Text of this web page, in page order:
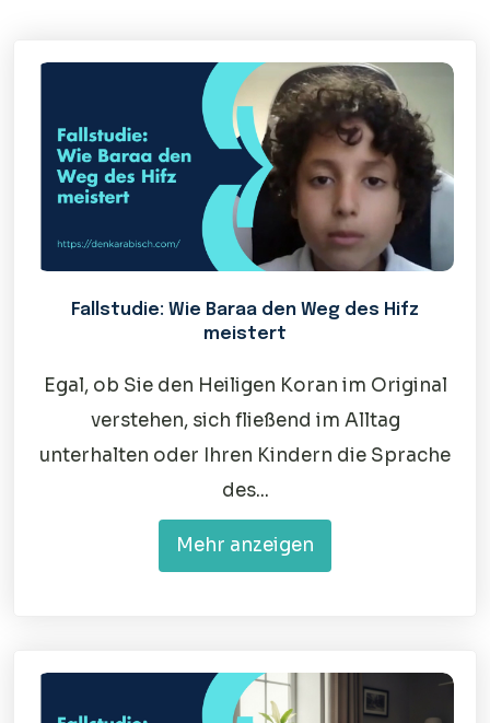
Fallstudie: Wie Baraa den Weg des Hifz
meistert
Egal, ob Sie den Heiligen Koran im Original
verstehen, sich fließend im Alltag
unterhalten oder Ihren Kindern die Sprache
des...
Mehr anzeigen